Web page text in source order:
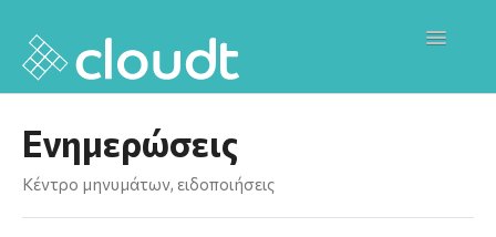
Toggle
Cloud T Website
Releases
Ενημερώσεις
Κέντρο μηνυμάτων, ειδοποιήσεις